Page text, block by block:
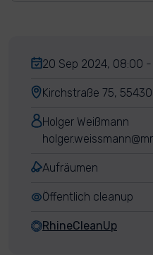
20 Sep 2024, 08:00 -
Kirchstraße 75,
Holger Weißmann
Aufräumen
Öffentlich cleanup
RhineCleanUp